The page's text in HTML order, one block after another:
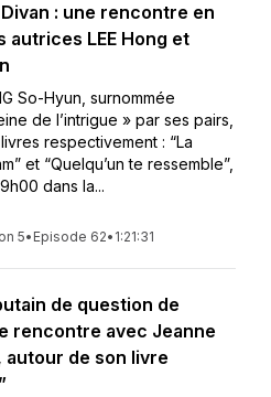
: une rencontre en
autrices LEE Hong et
So-Hyun, surnommée
de l’intrigue » par ses pairs,
respectivement : “La
et “Quelqu’un te ressemble”,
dans la...
5• Episode 62• 1:21:31
de question de
rencontre avec Jeanne
autour de son livre